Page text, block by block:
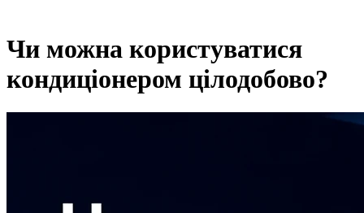
Чи можна користуватися
кондиціонером цілодобово?